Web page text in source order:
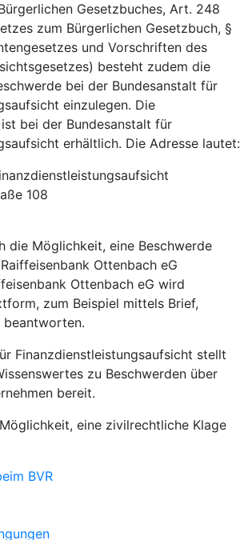
Gesetzbuches, Art. 248
zum Bürgerlichen Gesetzbuch, §
und Vorschriften des
besteht zudem die
bei der Bundesanstalt für
einzulegen. Die
bei der Bundesanstalt für
erhältlich. Die Adresse lautet:
108
die Möglichkeit, eine Beschwerde
Ottenbach eG
Ottenbach eG wird
zum Beispiel mittels Brief,
beantworten.
Finanzdienstleistungsaufsicht stellt
zu Beschwerden über
bereit.
eine zivilrechtliche Klage
BVR